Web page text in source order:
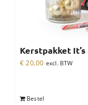
Kerstpakket
€ 20,00 excl. BTW
Bestel